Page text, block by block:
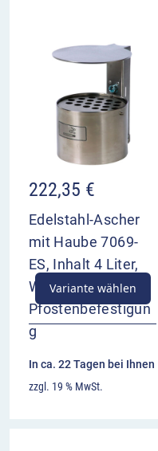
222,35 €
Edelstahl-Ascher
mit Haube 7069-
ES, Inhalt 4 Liter,
Wand- /
Pfostenbefestigun
g
Variante wählen
In ca. 22 Tagen bei Ihnen
zzgl. 19 % MwSt.